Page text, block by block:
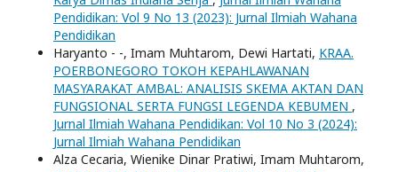
Pendidikan: Vol 9 No 13 (2023): Jurnal Ilmiah Wahana
Pendidikan
Haryanto - -, Imam Muhtarom, Dewi Hartati, KRAA.
POERBONEGORO TOKOH KEPAHLAWANAN
MASYARAKAT AMBAL: ANALISIS SKEMA AKTAN DAN
FUNGSIONAL SERTA FUNGSI LEGENDA KEBUMEN ,
Jurnal Ilmiah Wahana Pendidikan: Vol 10 No 3 (2024):
Jurnal Ilmiah Wahana Pendidikan
Alza Cecaria, Wienike Dinar Pratiwi, Imam Muhtarom,